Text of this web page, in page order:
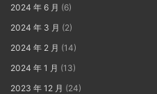
2024 年 6 月 (6)
2024 年 3 月 (2)
2024 年 2 月 (14)
2024 年 1 月 (13)
2023 年 12 月 (24)